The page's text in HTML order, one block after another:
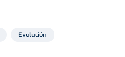
Evolución